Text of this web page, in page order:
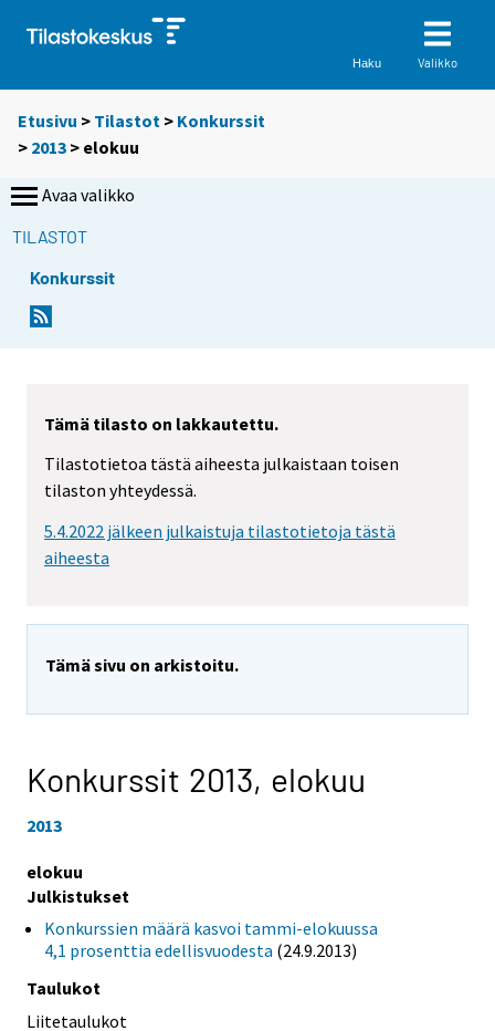
Haku Valikko
Etusivu > Tilastot > Konkurssit
> 2013 > elokuu
Avaa valikko
TILASTOT
Konkurssit
Tämä tilasto on lakkautettu.
Tilastotietoa tästä aiheesta julkaistaan toisen
tilaston yhteydessä.
5.4.2022 jälkeen julkaistuja tilastotietoja tästä
aiheesta
Tämä sivu on arkistoitu.
Konkurssit 2013, elokuu
2013
elokuu
Julkistukset
Konkurssien määrä kasvoi tammi-elokuussa
4,1 prosenttia edellisvuodesta (24.9.2013)
Taulukot
Liitetaulukot